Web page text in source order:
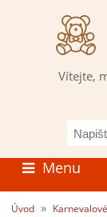
Vítejte,
Menu
Úvod »